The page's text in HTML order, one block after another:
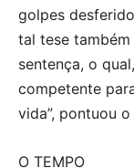
golpes
tal tese
sentença, o
competente
vida”, pontuou
O TEMPO